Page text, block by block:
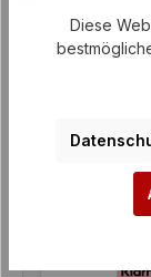
Unsere
Diese